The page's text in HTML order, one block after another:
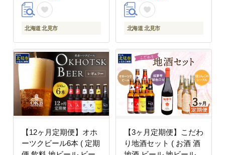
北海道 北見市 北海道 北見市
【12ヶ月定期便】オホ
ーツクビール6本 ( 定期
【3ヶ月定期便】こだわ
り地酒セット ( お酒 酒